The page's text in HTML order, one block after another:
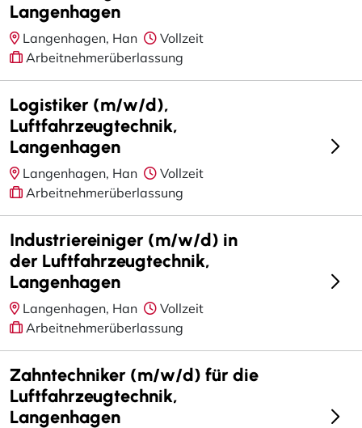
Langenhagen
Langenhagen, Han
Vollzeit
Arbeitnehmerüberlassung
Logistiker (m/w/d),
Luftfahrzeugtechnik,
Langenhagen
Langenhagen, Han
Vollzeit
Arbeitnehmerüberlassung
Industriereiniger (m/w/d) in
der Luftfahrzeugtechnik,
Langenhagen
Langenhagen, Han
Vollzeit
Arbeitnehmerüberlassung
Zahntechniker (m/w/d) für die
Luftfahrzeugtechnik,
Langenhagen